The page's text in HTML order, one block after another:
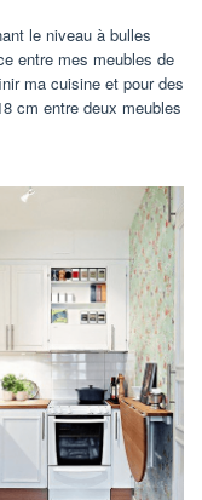
le niveau à bulles
entre mes meubles de
ma cuisine et pour des
cm entre deux meubles